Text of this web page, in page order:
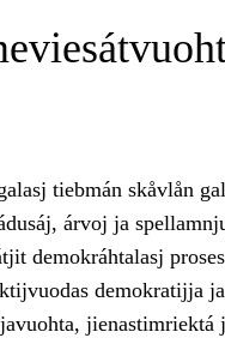
tiebmán skåvlån
árvoj ja
demokráhtalasj
demokratijja
jienastimriektá